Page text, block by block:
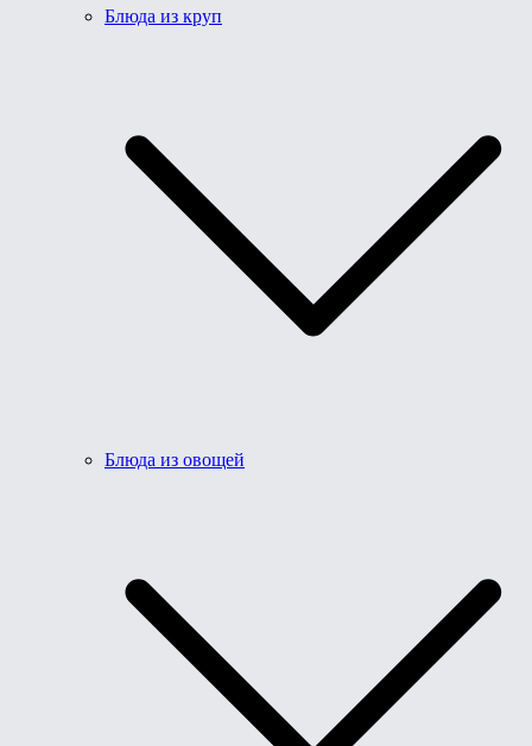
Блюда из круп
Блюда из овощей